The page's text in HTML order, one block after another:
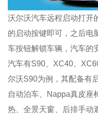
沃尔沃汽车远程启动打开
的启动按键即可，之后电
车按钮解锁车辆，汽车的
汽车有S90、XC40、
尔沃S90为例，其配备有
自动泊车、Nappa真皮座
热、全景天窗、后排手动